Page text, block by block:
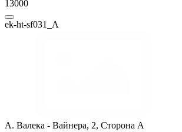
13000
ek-ht-sf031_A
А. Валека - Вайнера, 2, Сторона A